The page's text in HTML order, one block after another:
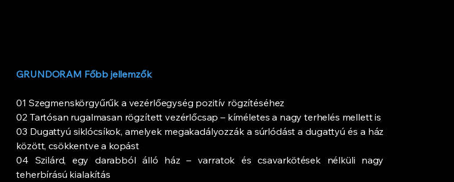
GRUNDORAM Főbb jellemzők
01 Szegmenskörgyűrűk a vezérlőegység pozitív rögzítéséhez
02 Tartósan rugalmasan rögzített vezérlőcsap – kíméletes a nagy terhelés mellett is
03 Dugattyú siklócsíkok, amelyek megakadályozzák a súrlódást a dugattyú és a ház
között, csökkentve a kopást
04 Szilárd, egy darabból álló ház – varratok és csavarkötések nélküli nagy
teherbírású kialakítás